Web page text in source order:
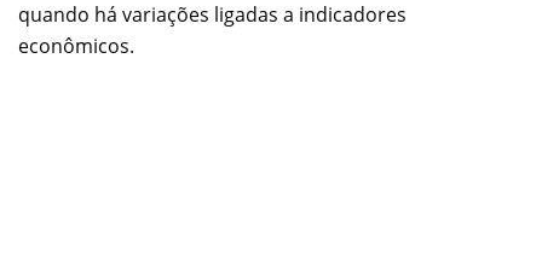
quando há variações ligadas a indicadores
econômicos.